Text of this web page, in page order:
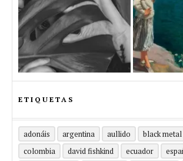
ETIQUETAS
adonáis argentina aullido black metal
colombia
david fishkind ecuador